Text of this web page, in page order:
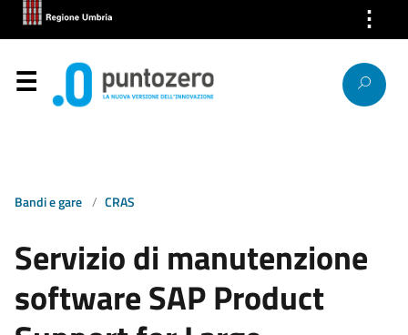
⋮
Chi Siamo
Servizi
Link
Bandi e gare CRAS
Servizio di manutenzione
software SAP Product